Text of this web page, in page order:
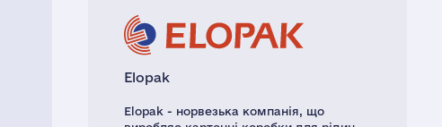
Elopak
Elopak - норвезька компанія, що